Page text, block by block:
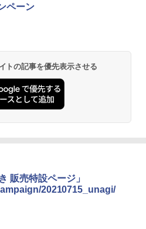
ンスタント カップ麺
】ブタメン とんこつ味 35g×15個
夜食 カップラーメン ミニカップ
インスタント アウトドアにも ロ
グストック 大人買い おやつカン
だし麺 千葉県産はまぐりだ
ーめん 108g×10袋 保存食 備蓄
二人暮らし フラットテーブル ス
調理 自動メニュー19種搭載 角皿
プ 過熱水蒸気 オーブンレンジ 26
ベクション 2段調理 ホワイト RE-
W
15L 一人暮らし 二人暮らし スチ
理 フラットテーブル トースト機
ペーン
トの記事を優先表示させる
販売特設ページ」
20210715_unagi/